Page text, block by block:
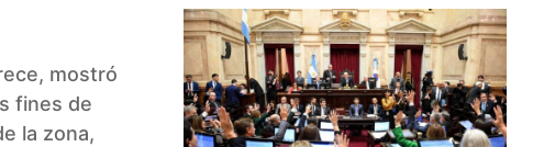
mostró
fines de
la zona,